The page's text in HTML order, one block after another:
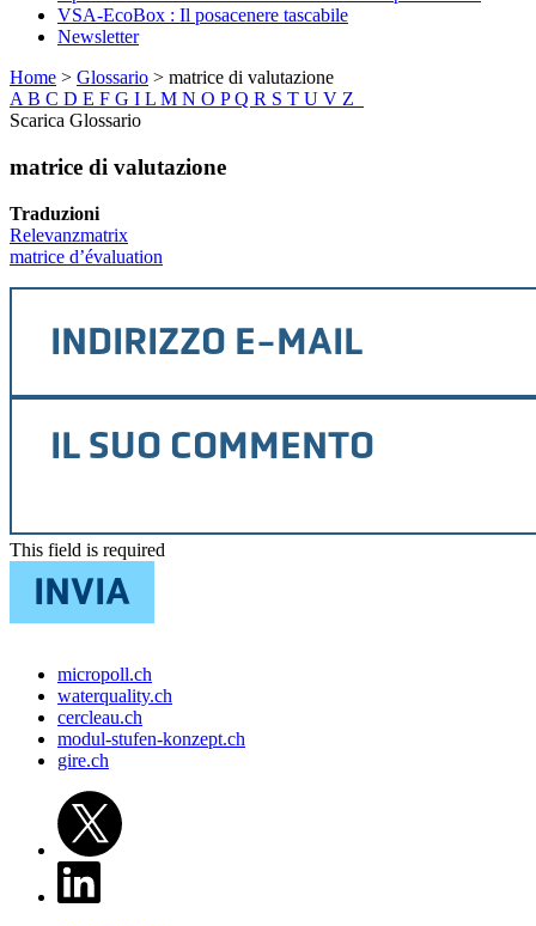
VSA-EcoBox : Il posacenere tascabile
Newsletter
Home > Glossario > matrice di valutazione
A B C D E F G I L M N O PQ R S T U V Z
Scarica Glossario
matrice di valutazione
Traduzioni
Relevanzmatrix
matrice d’évaluation
This field is required
micropoll.ch
waterquality.ch
cercleau.ch
modul-stufen-konzept.ch
gire.ch